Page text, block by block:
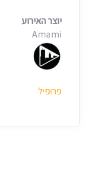
יוצר האירוע
Amami
פרופיל